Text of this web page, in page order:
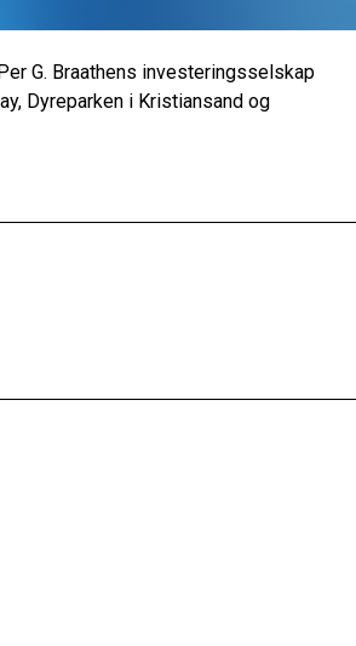
G. Braathens investeringsselskap
Dyreparken i Kristiansand og